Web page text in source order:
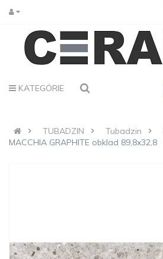
KATEGÓRIE
TUBADZIN Tubadzin
MACCHIA GRAPHITE obklad 89,8x32,8